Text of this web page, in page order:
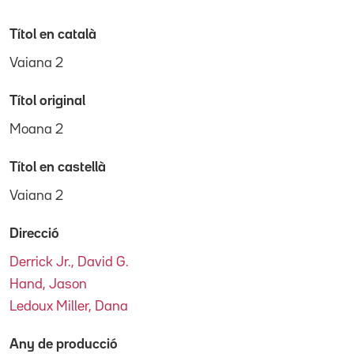
Títol en català
Vaiana 2
Títol original
Moana 2
Títol en castellà
Vaiana 2
Direcció
Derrick Jr., David G.
Hand, Jason
Ledoux Miller, Dana
Any de producció